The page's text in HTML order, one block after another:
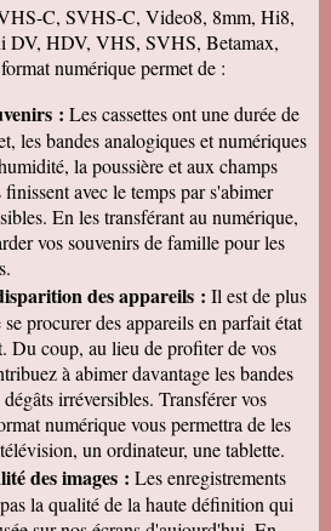
• Saint-Selve • Saint-Caprais-de-
• Martillac • Saucats •
• Saint-Savin • Fargues-Saint-
• Camblanes-et-Meynac • Saint-
• Ambès • Avensan • Galgon •
Gironde • Sainte-Hélène • Yvrac •
Garonne • Margaux-Cantenac •
• Laruscade • Listrac-Médoc •
• Portets • Cézac • Sainte-
Saint-Quentin-de-Baron • Lande-
Montalivet • Beychac-et-
les-Ponts • Saint-Yzan-de-
Gironde • Carcans • Cabanac-
• Beautiran • Saint-Médard-de-
en-Médoc • Cussac-Fort-
• Bourg • Cavignac • Saint-
Puch • Églisottes-et-Chalaures •
• Quinsac • Landiras • Langoiran •
• Cérons • Saint-Louis-de-
VHS-C, SVHS-C, Video8, 8mm, Hi8,
DV, HDV, VHS, SVHS, Betamax,
numérique permet de :
: Les cassettes ont une durée de
les bandes analogiques et numériques
la poussière et aux champs
avec le temps par s'abimer
En lestransférant au numérique,
vos souvenirs de famille pour les
des appareils : Il est de plus
procurer des appareils en parfait état
Du coup, au lieu de profiter de vos
à abimer davantage les bandes
irréversibles. Transférer vos
numérique vous permettra de les
un ordinateur, une tablette.
des images : Les enregistrements
la qualité de la haute définition qui